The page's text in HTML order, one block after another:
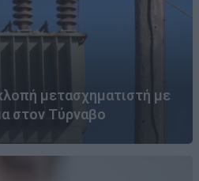
μετασχηματιστή με
στον Τύρναβο